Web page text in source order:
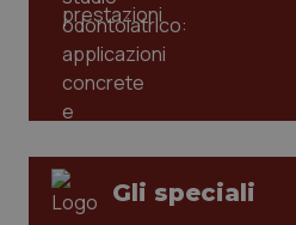
Gli speciali
CookieScriptConsent